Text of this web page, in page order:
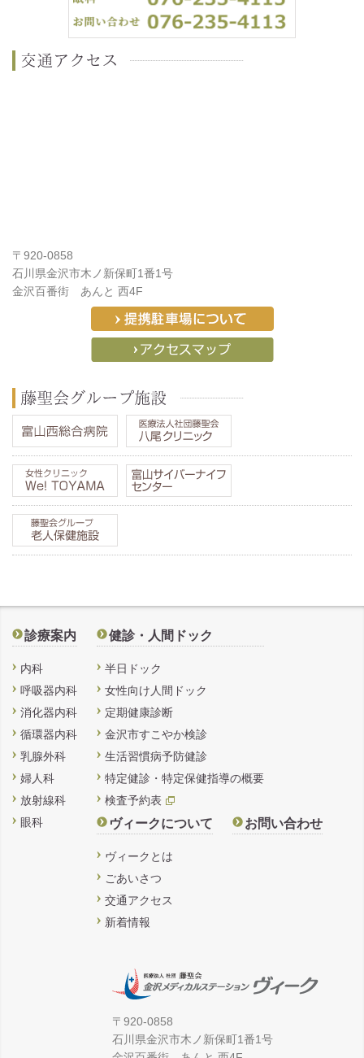
〒920-0858
石川県金沢市木ノ新保町1番1号
金沢百番街 あんと 西4F
診療案内
内科
呼吸器内科
消化器内科
循環器内科
乳腺外科
婦人科
放射線科
眼科
健診・人間ドック
半日ドック
女性向け人間ドック
定期健康診断
金沢市すこやか検診
生活習慣病予防健診
特定健診・特定保健指導の概要
検査予約表
ヴィークについて
ヴィークとは
ごあいさつ
交通アクセス
新着情報
お問い合わせ
〒920-0858
石川県金沢市木ノ新保町1番1号